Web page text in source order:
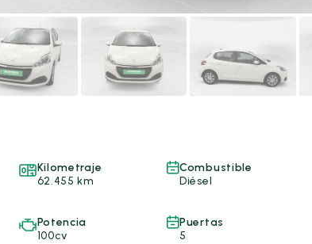
Kilometraje
62.455 km
Combustible
Diésel
Potencia
100cv
Puertas
5